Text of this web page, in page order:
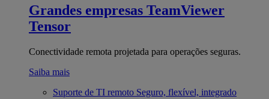
Grandes empresas TeamViewer
Tensor
Conectividade remota projetada para operações seguras.
Saiba mais
Suporte de TI remoto Seguro, flexível, integrado